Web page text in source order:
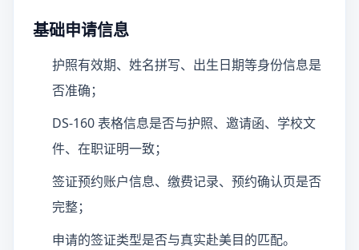
基础申请信息
护照有效期、姓名拼写、出生日期等身份信息是
否准确；
DS-160 表格信息是否与护照、邀请函、学校文
件、在职证明一致；
签证预约账户信息、缴费记录、预约确认页是否
完整；
申请的签证类型是否与真实赴美目的匹配。